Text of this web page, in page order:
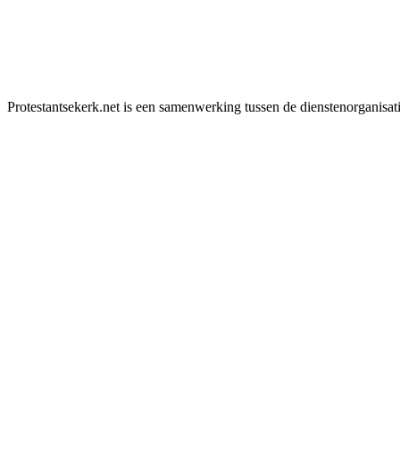
Protestantsekerk.net is een samenwerking tussen de